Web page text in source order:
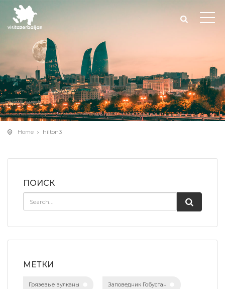
Home hilton3
ПОИСК
МЕТКИ
Грязевые вулканы Заповедник Гобустан